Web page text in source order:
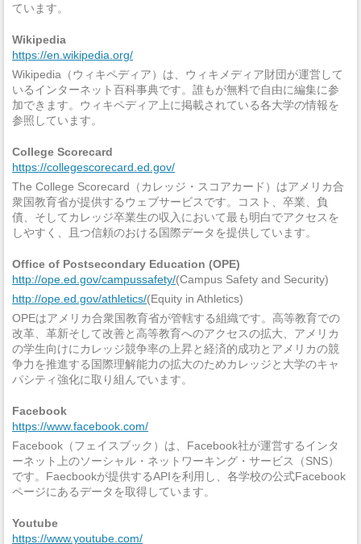
ています。
Wikipedia
https://en.wikipedia.org/
Wikipedia（ウィキペディア）は、ウィキメディア財団が運営して
いるインターネット百科事典です。誰もが無料で自由に編集に参
加できます。ウィキペディア上に掲載されている各大学の情報を
参照しています。
College Scorecard
https://collegescorecard.ed.gov/
The College Scorecard（カレッジ・スコアカード）はアメリカ合
衆国教育省が提供するウェブサービスです。コスト、卒業、負
債、そしてカレッジ卒業生の収入において最も明白でアクセスを
しやすく、且つ信頼のおける国際データを提供しています。
Office of Postsecondary Education (OPE)
http://ope.ed.gov/campussafety/(Campus Safety and Security)
http://ope.ed.gov/athletics/(Equity in Athletics)
OPEはアメリカ合衆国教育省が管轄する組織です。高等教育での
改革、革新そして改善と高等教育へのアクセスの拡大、アメリカ
の学生向けにカレッジ競争率の上昇と経済的成功とアメリカの競
争力を推進する国際理解能力の拡大のためカレッジと大学のキャ
パシティ強化に取り組んでいます。
Facebook
https://www.facebook.com/
Facebook（フェイスブック）は、Facebook社が運営するインタ
ーネット上のソーシャル・ネットワーキング・サービス（SNS）
です。Faecbookが提供するAPIを利用し、各学校の公式Facebook
ページにあるデータを取得しています。
Youtube
https://www.youtube.com/